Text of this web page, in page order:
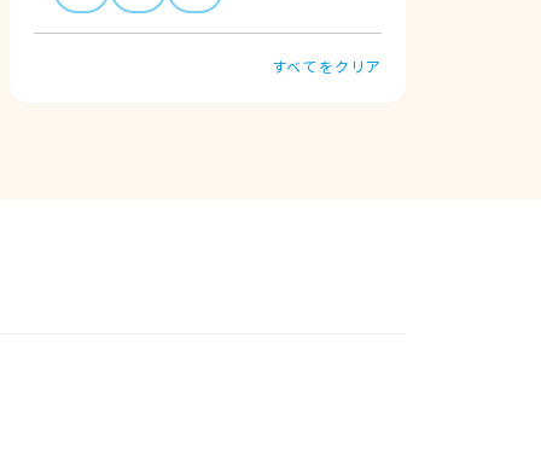
すべてをクリア